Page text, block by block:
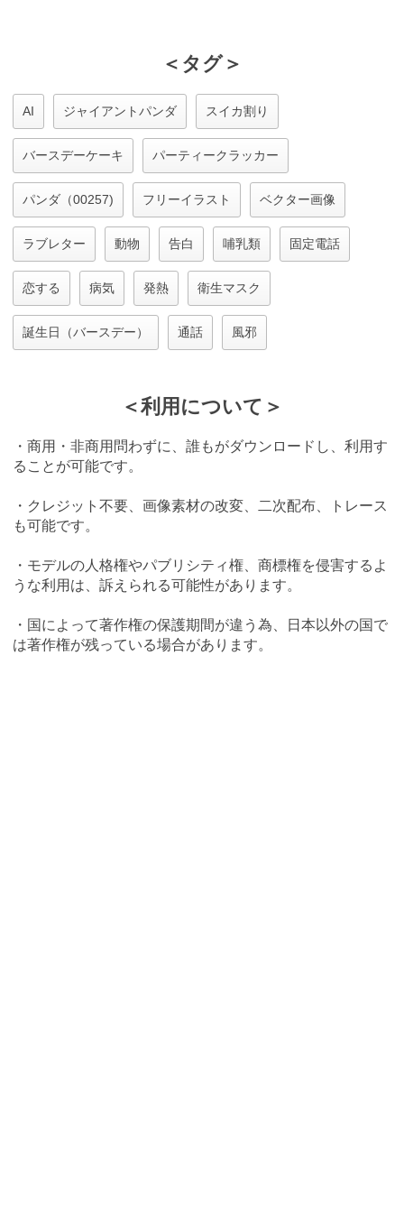
＜タグ＞
AI ジャイアントパンダ スイカ割り
バースデーケーキ パーティークラッカー
パンダ（00257) フリーイラスト ベクター画像
ラブレター 動物 告白 哺乳類 固定電話
恋する 病気 発熱 衛生マスク
誕生日（バースデー） 通話 風邪
＜利用について＞
・商用・非商用問わずに、誰もがダウンロードし、利用す
ることが可能です。
・クレジット不要、画像素材の改変、二次配布、トレース
も可能です。
・モデルの人格権やパブリシティ権、商標権を侵害するよ
うな利用は、訴えられる可能性があります。
・国によって著作権の保護期間が違う為、日本以外の国で
は著作権が残っている場合があります。